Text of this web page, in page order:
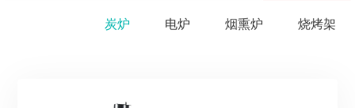
炭炉 电炉 烟熏炉 烧烤架